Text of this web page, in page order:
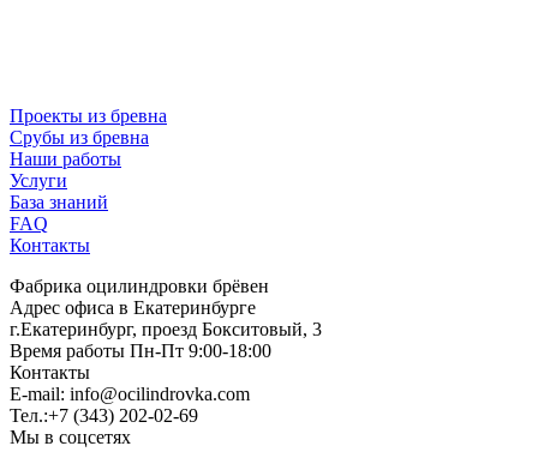
Проекты из бревна
Срубы из бревна
Наши работы
Услуги
База знаний
FAQ
Контакты
Фабрика оцилиндровки брёвен
Адрес офиса в Екатеринбурге
г.Екатеринбург, проезд Бокситовый, 3
Время работы Пн-Пт 9:00-18:00
Контакты
E-mail: info@ocilindrovka.com
Тел.:+7 (343) 202-02-69
Мы в соцсетях